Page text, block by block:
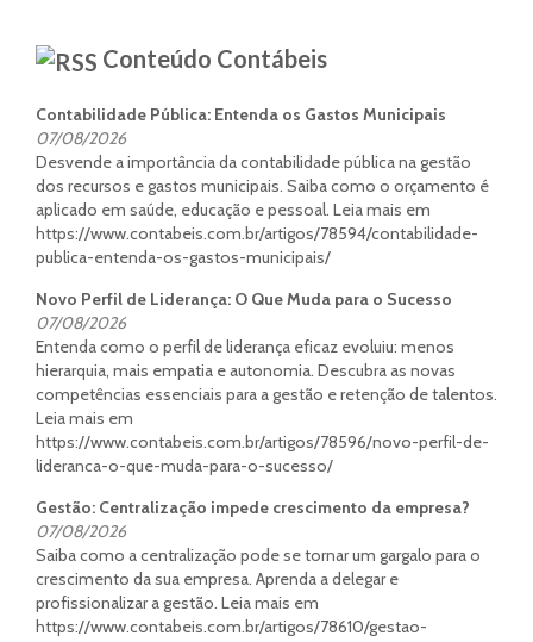
Conteúdo Contábeis
Contabilidade Pública: Entenda os Gastos Municipais
07/08/2026
Desvende a importância da contabilidade pública na gestão
dos recursos e gastos municipais. Saiba como o orçamento é
aplicado em saúde, educação e pessoal. Leia mais em
https://www.contabeis.com.br/artigos/78594/contabilidade-
publica-entenda-os-gastos-municipais/
Novo Perfil de Liderança: O Que Muda para o Sucesso
07/08/2026
Entenda como o perfil de liderança eficaz evoluiu: menos
hierarquia, mais empatia e autonomia. Descubra as novas
competências essenciais para a gestão e retenção de talentos.
Leia mais em
https://www.contabeis.com.br/artigos/78596/novo-perfil-de-
lideranca-o-que-muda-para-o-sucesso/
Gestão: Centralização impede crescimento da empresa?
07/08/2026
Saiba como a centralização pode se tornar um gargalo para o
crescimento da sua empresa. Aprenda a delegar e
profissionalizar a gestão. Leia mais em
https://www.contabeis.com.br/artigos/78610/gestao-